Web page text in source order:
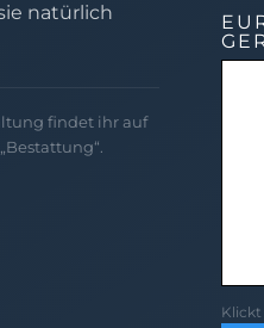
natürlich
findet ihr auf
Klickt